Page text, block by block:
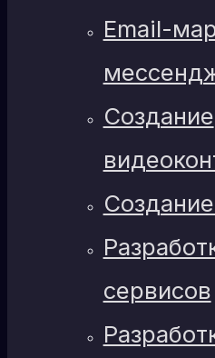
Email-
Создание
сервисов